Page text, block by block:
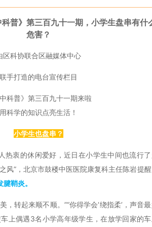
普》第三百九十一期，小学生盘串有什
危害？
区科协联合区融媒体中心
联手打造的电台宣传栏目
中科普》第三百九十一期来啦
用科学的知识点亮生活！
小学生也盘串？
热衷的休闲爱好，近日在小学生中间也流行
风”，北京市鼓楼中医医院康复科主任陈岩提醒
鞘炎。
，转起来顺不顺。”“你得学会‘绕指柔’，声音
上偶遇3名小学高年级学生，在放学回家的车